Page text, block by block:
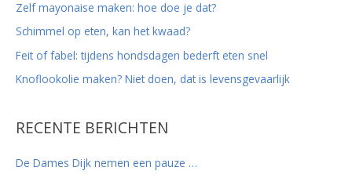
Zelf mayonaise maken: hoe doe je dat?
Schimmel op eten, kan het kwaad?
Feit of fabel: tijdens hondsdagen bederft eten snel
Knoflookolie maken? Niet doen, dat is levensgevaarlijk
RECENTE BERICHTEN
De Dames Dijk nemen een pauze …